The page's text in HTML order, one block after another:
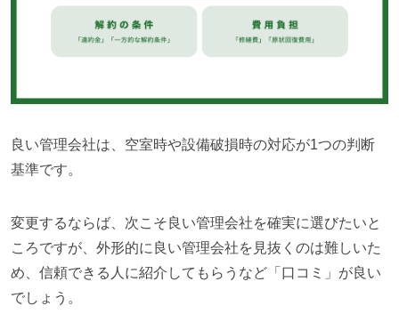
良い管理会社は、空室時や設備破損時の対応が1つの判断
基準です。
変更するならば、次こそ良い管理会社を確実に選びたいと
ころですが、 外形的に良い管理会社を見抜くのは難しいた
め、信頼できる人に紹介してもらうなど「口コミ」が良い
でしょう。